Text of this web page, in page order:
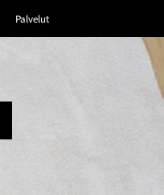
Palvelut